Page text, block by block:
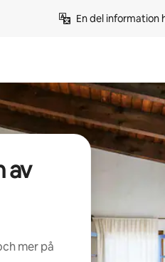
En del
av
mer på